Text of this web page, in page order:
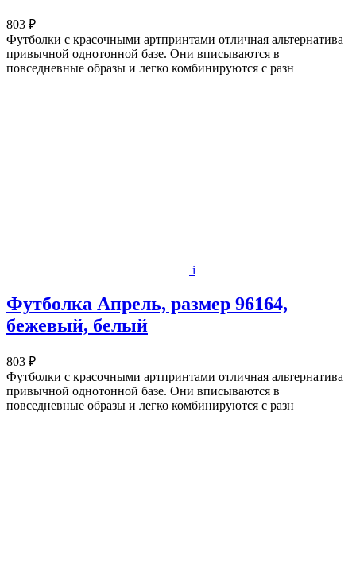
803 ₽
Футболки с красочными артпринтами отличная альтернатива
привычной однотонной базе. Они вписываются в
повседневные образы и легко комбинируются с разн
i
Футболка Апрель, размер 96164,
бежевый, белый
803 ₽
Футболки с красочными артпринтами отличная альтернатива
привычной однотонной базе. Они вписываются в
повседневные образы и легко комбинируются с разн